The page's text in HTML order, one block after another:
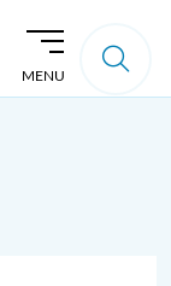
MENU